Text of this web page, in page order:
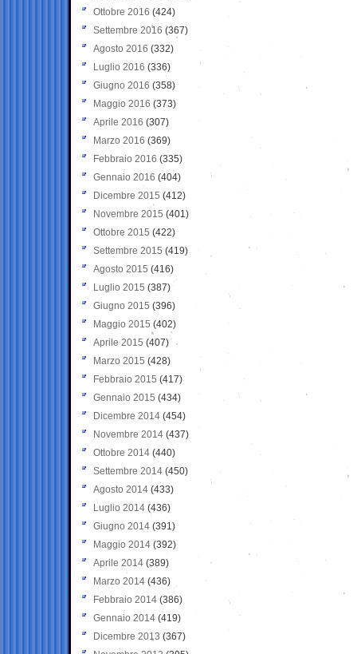
Ottobre 2016 (424)
Settembre 2016 (367)
Agosto 2016 (332)
Luglio 2016 (336)
Giugno 2016 (358)
Maggio 2016 (373)
Aprile 2016 (307)
Marzo 2016 (369)
Febbraio 2016 (335)
Gennaio 2016 (404)
Dicembre 2015 (412)
Novembre 2015 (401)
Ottobre 2015 (422)
Settembre 2015 (419)
Agosto 2015 (416)
Luglio 2015 (387)
Giugno 2015 (396)
Maggio 2015 (402)
Aprile 2015 (407)
Marzo 2015 (428)
Febbraio 2015 (417)
Gennaio 2015 (434)
Dicembre 2014 (454)
Novembre 2014 (437)
Ottobre 2014 (440)
Settembre 2014 (450)
Agosto 2014 (433)
Luglio 2014 (436)
Giugno 2014 (391)
Maggio 2014 (392)
Aprile 2014 (389)
Marzo 2014 (436)
Febbraio 2014 (386)
Gennaio 2014 (419)
Dicembre 2013 (367)